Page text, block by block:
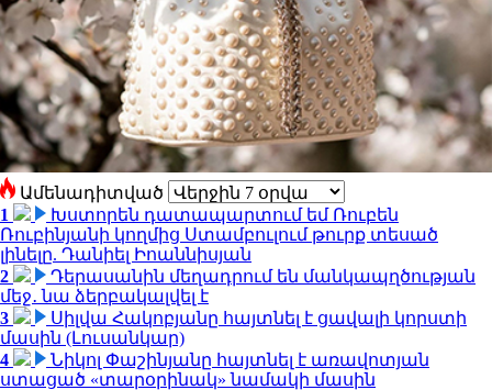
Ամենադիտված
1
Խստորեն դատապարտում եմ Ռուբեն
Ռուբինյանի կողմից Ստամբուլում թուրք տեսած
լինելը. Դանիել Իոաննիսյան
2
Դերասանին մեղադրում են մանկապղծության
մեջ․ նա ձերբակալվել է
3
Սիլվա Հակոբյանը հայտնել է ցավալի կորստի
մասին (Լուսանկար)
4
Նիկոլ Փաշինյանը հայտնել է առավոտյան
ստացած «տարօրինակ» նամակի մասին